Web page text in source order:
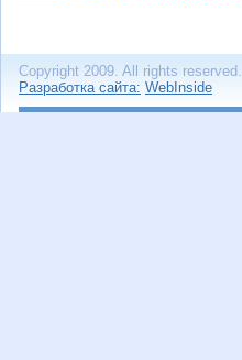
Copyright 2009. All rights reserved.
Разработка сайта: WebInside